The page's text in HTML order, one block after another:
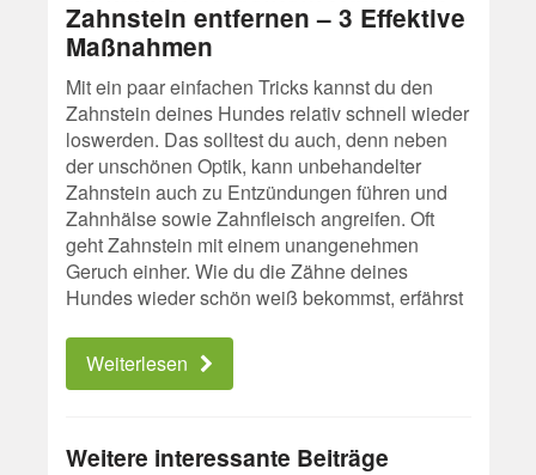
Zahnstein entfernen – 3 Effektive
Maßnahmen
Mit ein paar einfachen Tricks kannst du den
Zahnstein deines Hundes relativ schnell wieder
loswerden. Das solltest du auch, denn neben
der unschönen Optik, kann unbehandelter
Zahnstein auch zu Entzündungen führen und
Zahnhälse sowie Zahnfleisch angreifen. Oft
geht Zahnstein mit einem unangenehmen
Geruch einher. Wie du die Zähne deines
Hundes wieder schön weiß bekommst, erfährst
Weiterlesen
Weitere interessante Beiträge